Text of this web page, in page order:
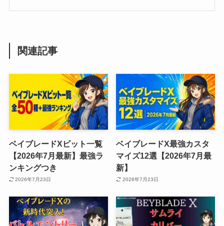
関連記事
ベイブレードXビット一覧
【2026年7月最新】最強ラ
ンキングつき
2026年7月23日
ベイブレードX最強カスタ
マイズ12選【2026年7月最
新】
2026年7月23日